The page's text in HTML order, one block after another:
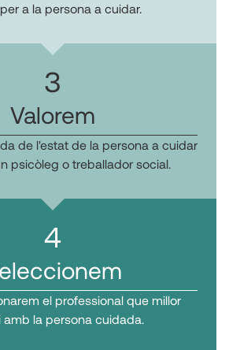
a la persona a cuidar.
3
Valorem
de l'estat de la persona a cuidar
psicòleg o treballador social.
4
el professional que millor
amb la persona cuidada.